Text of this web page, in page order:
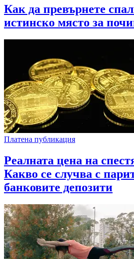
Как да превърнете
истинско място за
Платена публикация
Реалната цена на
Какво се случва с
банковите депозити